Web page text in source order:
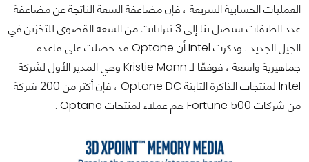
العمليات الحسابية السريعة ، فإن مضاعفة السعة الناتجة عن مضاعفة
عدد الطبقات سيصل بنا إلى 3 تيرابايت من السعة القصوى للتخزين في
الجيل الجديد . وذكرت Intel أن Optane قد حصلت على قاعدة
جماهيرية واسعة ، فوفقًا لـ Kristie Mann وهي المدير الأول لشركة
Intel لمنتجات الذاكرة الثابتة Optane DC ، فإن أكثر من 200 شركة
من شركات Fortune 500 هم عملاء لمنتجات Optane .